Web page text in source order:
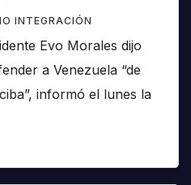
INTEGRACIÓN
Evo Morales dijo
a Venezuela “de
informó el lunes la